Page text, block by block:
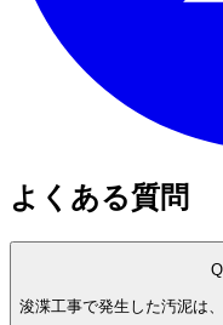
よくある質問
Q
浚渫工事で発生した汚泥は